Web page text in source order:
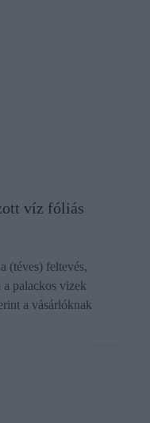
víz fóliás
(téves) feltevés,
palackos vizek
a vásárlóknak